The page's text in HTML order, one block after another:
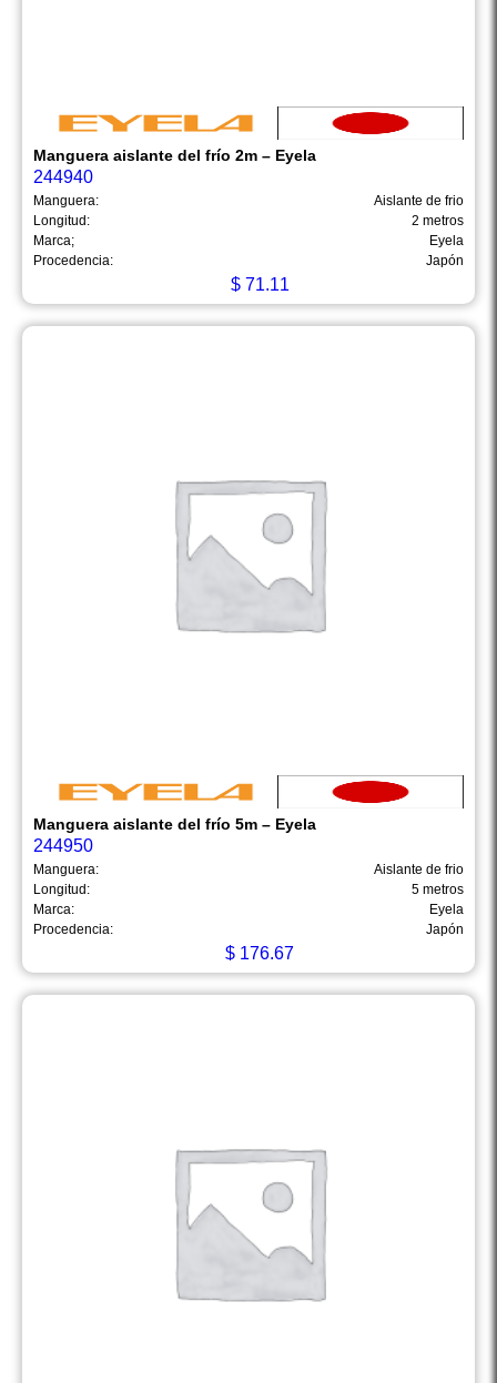
Manguera aislante del frío 2m – Eyela
244940
Manguera:
Aislante de frio
Longitud:
2 metros
Marca;
Eyela
Procedencia:
Japón
$71.11
Manguera aislante del frío 5m – Eyela
244950
Manguera:
Aislante de frio
Longitud:
5 metros
Marca:
Eyela
Procedencia:
Japón
$ 176.67